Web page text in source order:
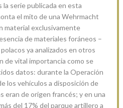
serie publicada en esta
el mito de una Wehrmacht
material exclusivamente
de materiales foráneos –
ya analizados en otros
de vital importancia como se
datos: durante la Operación
los vehículos a disposición de
eran de origen francés; y en una
del 17% del parque artillero a